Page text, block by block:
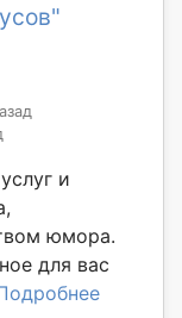
и
юмора.
для вас